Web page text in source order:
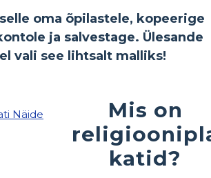
oma õpilastele, kopeerige
ja salvestage. Ülesande
vali see lihtsalt malliks!
Mis on
katid?